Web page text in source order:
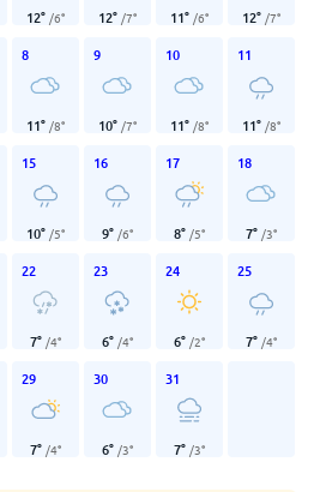
12° /6° 12° /7° 11° /6° 12° /7°
8
11° /8°
9
10° /7°
10
11° /8°
11
11° /8°
15
10° /5°
16
9° /6°
17
8° /5°
18
7° /3°
22
7° /4°
23
6° /4°
24
6° /2°
25
7° /4°
29
7° /4°
30
6° /3°
31
7° /3°